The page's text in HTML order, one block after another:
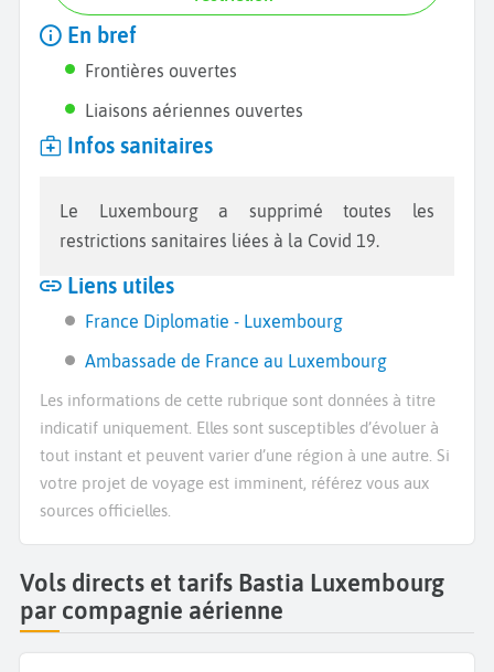
En bref
Frontières ouvertes
Liaisons aériennes ouvertes
Infos sanitaires
Le Luxembourg a supprimé toutes les
restrictions sanitaires liées à la Covid 19.
Liens utiles
France Diplomatie - Luxembourg
Ambassade de France au Luxembourg
Les informations de cette rubrique sont données à titre
indicatif uniquement. Elles sont susceptibles d’évoluer à
tout instant et peuvent varier d’une région à une autre. Si
votre projet de voyage est imminent, référez vous aux
sources officielles.
Vols directs et tarifs Bastia Luxembourg
par compagnie aérienne